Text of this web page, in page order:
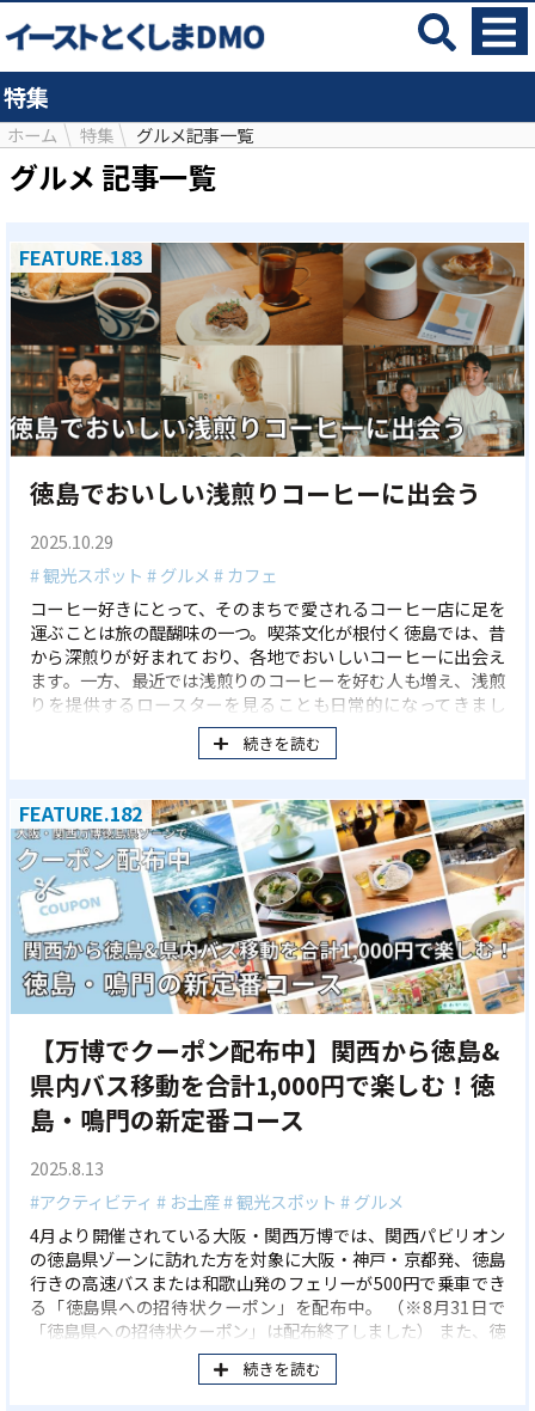
特集
ホーム 特集 グルメ記事一覧
グルメ 記事一覧
FEATURE.183
徳島でおいしい浅煎りコーヒーに出会う
2025.10.29
# 観光スポット # グルメ# カフェ
コーヒー好きにとって、そのまちで愛されるコーヒー店に足を
運ぶことは旅の醍醐味の一つ。喫茶文化が根付く徳島では、昔
から深煎りが好まれており、各地でおいしいコーヒーに出会え
ます。一方、最近では浅煎りのコーヒーを好む人も増え、浅煎
りを提供するロースターを見ることも日常的になってきまし
た。今回は、おいしい浅煎りを提供するコーヒー店をめぐり、
その楽しみ方とおすすめを伺ってきました。
続きを読む
FEATURE.182
【万博でクーポン配布中】関西から徳島&
県内バス移動を合計1,000円で楽しむ！徳
島・鳴門の新定番コース
2025.8.13
#アクティビティ # お土産# 観光スポット # グルメ
4月より開催されている大阪・関西万博では、関西パビリオン
の徳島県ゾーンに訪れた方を対象に大阪・神戸・京都発、徳島
行きの高速バスまたは和歌山発のフェリーが500円で乗車でき
る「徳島県への招待状クーポン」を配布中。 （※8月31日で
「徳島県への招待状クーポン」は配布終了しました） また、徳
島県ゾーンでゲットできるクーポンはこれだけではありませ
ん！ イーストとくしま観光推進機構では、徳島に来た方が便
続きを読む